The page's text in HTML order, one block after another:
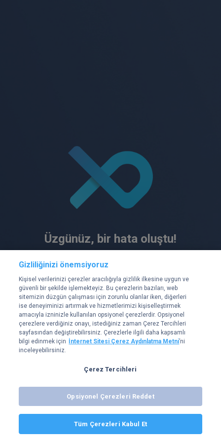
Üzgünüz, bir hata oluştu!
deneyebilirsiniz.
Yenile Ana Sayfaya Dön
Gizliliğinizi önemsiyoruz
Kişisel verilerinizi çerezler aracılığıyla gizlilik ilkesine uygun ve
güvenli bir şekilde işlemekteyiz. Bu çerezlerin bazıları, web
sitemizin düzgün çalışması için zorunlu olanlar iken, diğerleri
ise deneyiminizi artırmak ve hizmetlerimizi kişiselleştirmek
amacıyla izninizle kullanılan opsiyonel çerezlerdir. Opsiyonel
çerezlere verdiğiniz onayı, istediğiniz zaman Çerez Tercihleri
sayfasından değiştirebilirsiniz. Çerezlerle ilgili daha kapsamlı
bilgi edinmek için İnternet Sitesi Çerez Aydınlatma Metni’ni
inceleyebilirsiniz.
Çerez Tercihleri
Opsiyonel Çerezleri Reddet
Tüm Çerezleri Kabul Et